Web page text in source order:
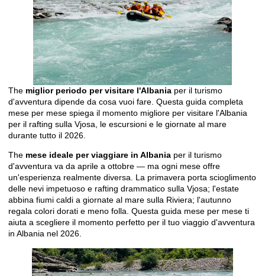
The miglior periodo per visitare l'Albania per il turismo
d'avventura dipende da cosa vuoi fare. Questa guida completa
mese per mese spiega il momento migliore per visitare l'Albania
per il rafting sulla Vjosa, le escursioni e le giornate al mare
durante tutto il 2026.
The mese ideale per viaggiare in Albania per il turismo
d'avventura va da aprile a ottobre — ma ogni mese offre
un'esperienza realmente diversa. La primavera porta scioglimento
delle nevi impetuoso e rafting drammatico sulla Vjosa; l'estate
abbina fiumi caldi a giornate al mare sulla Riviera; l'autunno
regala colori dorati e meno folla. Questa guida mese per mese ti
aiuta a scegliere il momento perfetto per il tuo viaggio d'avventura
in Albania nel 2026.